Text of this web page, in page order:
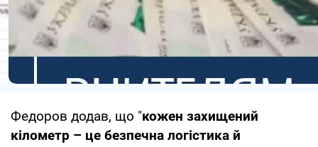
Федоров додав, що "кожен захищений
кілометр – це безпечна логістика й